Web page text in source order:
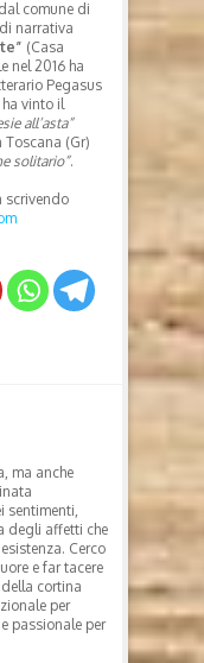
comune di
narrativa
(Casa
nel 2016 ha
Pegasus
ha vinto il
all’asta”
(Gr)
solitario”.
scrivendo
ma anche
sentimenti,
degli affetti che
Cerco
e far tacere
cortina
per
passionale per